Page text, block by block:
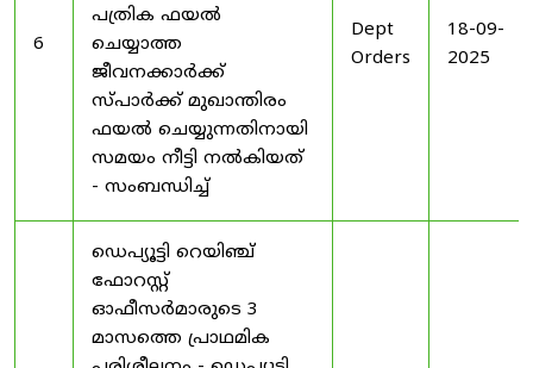
6
പത്രിക ഫയൽ
ചെയ്യാത്ത
ജീവനക്കാർക്ക്
സ്പാർക്ക് മുഖാന്തിരം
ഫയൽ ചെയ്യുന്നതിനായി
സമയം നീട്ടി നൽകിയത്
- സംബന്ധിച്ച്
Dept
Orders
18-09-
2025
ഡെപ്യൂട്ടി റെയിഞ്ച്
ഫോറസ്റ്റ്
ഓഫീസർമാരുടെ 3
മാസത്തെ പ്രാഥമിക